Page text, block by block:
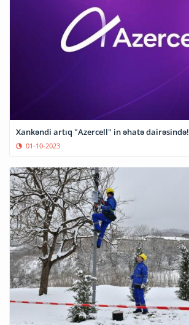
Xankəndi artıq "Azercell" in əhatə dairəsində!
01-10-2023